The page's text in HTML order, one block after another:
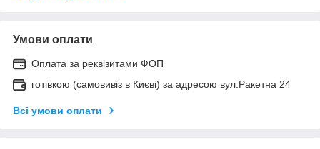
Умови оплати
Оплата за реквізитами ФОП
готівкою (самовивіз в Києві) за адресою вул.Ракетна 24
Всі умови оплати